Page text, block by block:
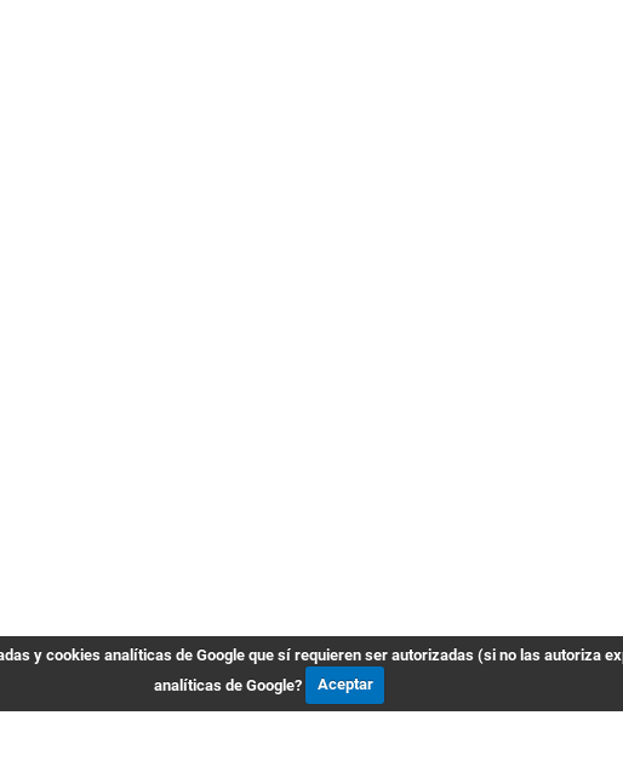
y cookies analíticas de Google que sí requieren ser autorizadas (si no las autoriza
analíticas de Google?
Aceptar